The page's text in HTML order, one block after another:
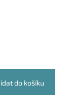
do košíku